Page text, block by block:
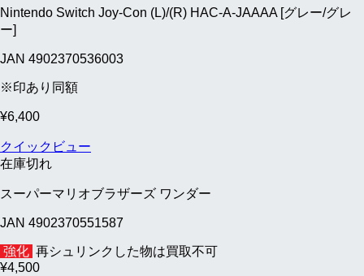
Nintendo Switch Joy-Con (L)/(R) HAC-A-JAAAA [グレー/グレ
ー]
JAN 4902370536003
※印あり同額
¥6,400
クイックビュー
在庫切れ
スーパーマリオブラザーズ ワンダー
JAN 4902370551587
強化 再シュリンクした物は買取不可
¥4,500